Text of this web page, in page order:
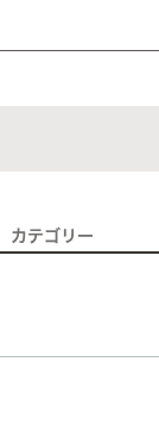
カテゴリー